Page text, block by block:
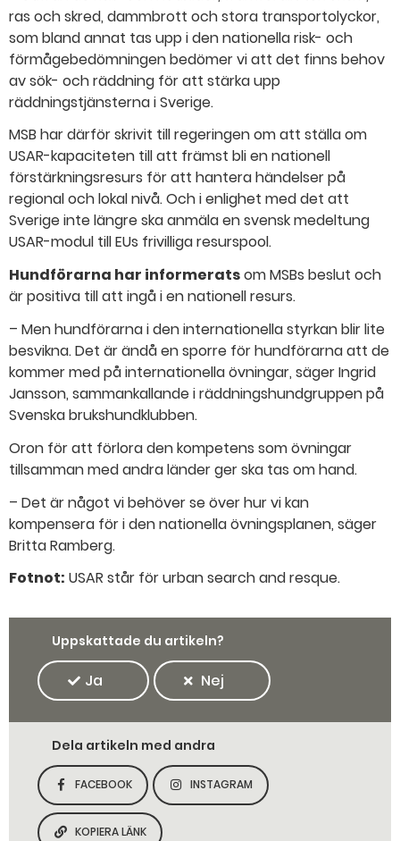
ras och skred, dammbrott och stora transportolyckor,
som bland annat tas upp i den nationella risk- och
förmågebedömningen bedömer vi att det finns behov
av sök- och räddning för att stärka upp
räddningstjänsterna i Sverige.
MSB har därför skrivit till regeringen om att ställa om
USAR-kapaciteten till att främst bli en nationell
förstärkningsresurs för att hantera händelser på
regional och lokal nivå. Och i enlighet med det att
Sverige inte längre ska anmäla en svensk medeltung
USAR-modul till EUs frivilliga resurspool.
Hundförarna har informeratsom MSBs beslut och
är positiva till att ingå i en nationell resurs.
– Men hundförarna i den internationella styrkan blir lite
besvikna. Det är ändå en sporre för hundförarna att de
kommer med på internationella övningar, säger Ingrid
Jansson, sammankallande i räddningshundgruppen på
Svenska brukshundklubben.
Oron för att förlora den kompetens som övningar
tillsamman med andra länder ger ska tas om hand.
– Det är något vi behöver se över hur vi kan
kompensera för i den nationella övningsplanen, säger
Britta Ramberg.
Fotnot: USAR står för urban search and resque.
Uppskattade du artikeln?
Ja Nej
Dela artikeln med andra
DELA SIDAN PÅ
FACEBOOK
DELA SIDAN PÅ
INSTAGRAM
KOPIERA LÄNK